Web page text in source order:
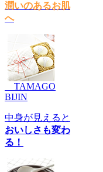
潤いのあるお肌
へ
TAMAGO
BIJIN
中身が見えると
おいしさも変わ
る！